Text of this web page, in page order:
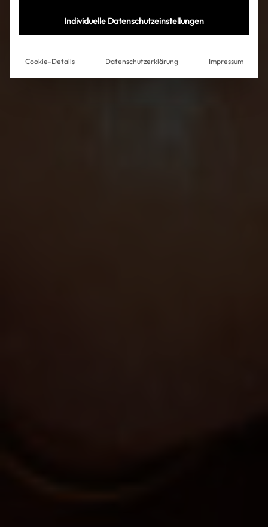
Individuelle Datenschutzeinstellungen
Cookie-Details Datenschutzerklärung Impressum